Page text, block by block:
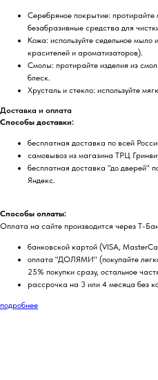
Серебряное покрытие: протирайте
безабразивные средства для
Кожа: используйте седельное
красителей и ароматизаторов).
Смолы: протирайте изделия из
блеск.
Хрусталь и стекло: используйте
Доставка и оплата
Способы доставки:
бесплатная доставка по всей
самовывоз из магазина ТРЦ
бесплатная доставка "до дверей"
Яндекс.
Способы оплаты:
Оплата на сайте производится через Т-
банковской картой (VISA,
оплата "ДОЛЯМИ" (покупайте
25% покупки сразу, остальное
рассрочка на 3 или 4 месяца без
подробнее